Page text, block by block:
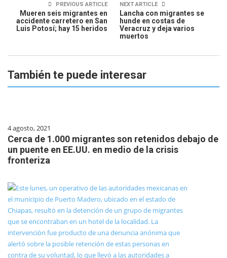
PREVIOUS ARTICLE
Mueren seis migrantes en
accidente carretero en San
Luis Potosí; hay 15 heridos
NEXT ARTICLE
Lancha con migrantes se
hunde en costas de
Veracruz y deja varios
muertos
También te puede interesar
4 agosto, 2021
Cerca de 1.000 migrantes son retenidos debajo de
un puente en EE.UU. en medio de la crisis
fronteriza